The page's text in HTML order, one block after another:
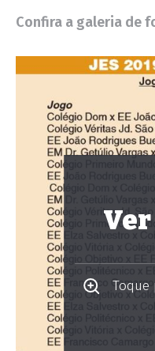
Confira a galeria de
Toque